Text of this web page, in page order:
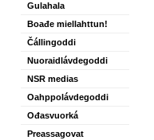
Gulahala
Boađe miellahttun!
Čállingoddi
Nuoraidlávdegoddi
NSR medias
Oahppolávdegoddi
Ođasvuorká
Preassagovat